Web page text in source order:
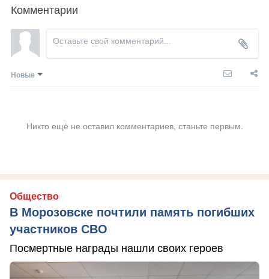
Комментарии
Новые
Никто ещё не оставил комментариев, станьте первым.
Общество
В Морозовске почтили память погибших
участников СВО
Посмертные награды нашли своих героев